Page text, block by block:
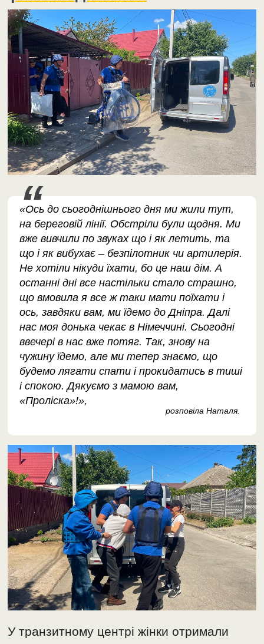
«Ось до сьогоднішнього дня ми жили тут,
на береговій лінії. Обстріли були щодня. Ми
вже вивчили по звуках що і як летить, та
що і як вибухає – безпілотник чи артилерія.
Не хотіли нікуди їхати, бо це наш дім. А
останні дні все настільки стало страшно,
що вмовила я все ж таки мати поїхати і
ось, завдяки вам, ми їдемо до Дніпра. Далі
нас моя донька чекає в Німеччині. Сьогодні
ввечері в нас вже потяг. Так, знову на
чужину їдемо, але ми тепер знаємо, що
будемо лягати спати і прокидатись в тиші
і спокою. Дякуємо з мамою вам,
«Проліска»!»,
розповіла Наталя.
У транзитному центрі жінки отримали